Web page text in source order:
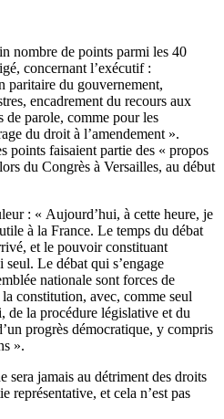
nombre de points parmi les 40
concernant l’exécutif :
paritaire du gouvernement,
encadrement du recours aux
de parole, comme pour les
du droit à l’amendement ».
points faisaient partie des « propos
du Congrès à Versailles, au début
: « Aujourd’hui, à cette heure, je
à la France. Le temps du débat
et le pouvoir constituant
Le débat qui s’engage
nationale sont forces de
constitution, avec, comme seul
de la procédure législative et du
progrès démocratique, y compris
».
sera jamais au détriment des droits
représentative, et cela n’est pas